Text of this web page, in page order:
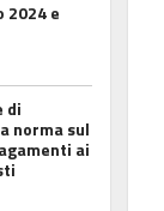
2024 e
di
norma sul
ai